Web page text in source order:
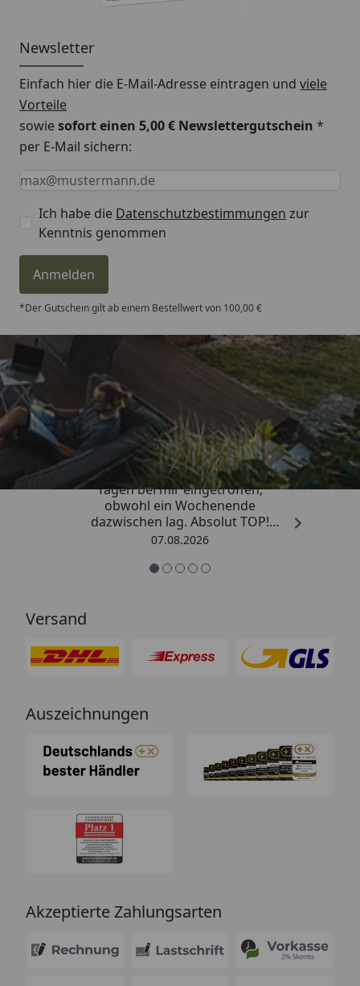
Newsletter
Einfach hier die E-Mail-Adresse eintragen und viele
Vorteile
sowiesofort einen 5,00 € Newslettergutschein *
per E-Mail sichern:
Keine Eingabe erforderlich
Eingabe erforderlich
E-Mail *
Ich habe die Datenschutzbestimmungen zur
Kenntnis genommen
Anmelden
*Der Gutschein gilt ab einem Bestellwert von 100,00 €
Trusted Shops
4,81/ 5
„Die Bestellung ist innerhalb von 4
Tagen bei mir eingetroffen,
obwohl ein Wochenende
dazwischen lag. Absolut TOP!
Sicherlich nicht die letzte
so.“
07.08.2026
Versand
Auszeichnungen
Akzeptierte Zahlungsarten